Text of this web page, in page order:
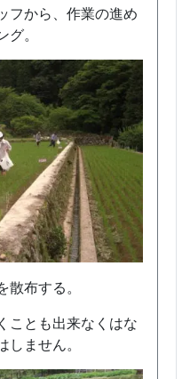
フから、作業の進め
。
布する。
ことも出来なくはな
ません。